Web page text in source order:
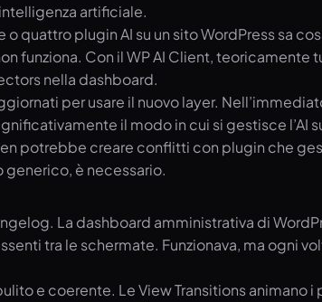
artificiale.
quattro plugin AI su un sito WordPress sa
funziona. Con il WP AI Client,
nella dashboard.
per usare il nuovo layer.
il modo in cui si gestisce l’AI
potrebbe creare conflitti con plugin che
generico, è necessario.
La dashboard amministrativa di
tra le schermate. Funzionava, ma ogni
e coerente. Le View Transitions animano